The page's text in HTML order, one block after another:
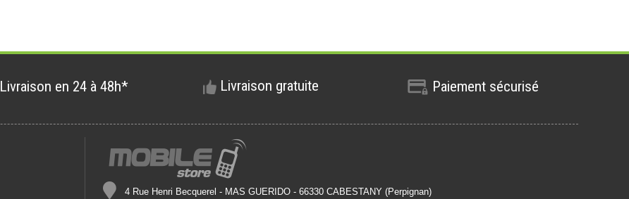
Livraison en 24 à 48h* Livraison gratuite Paiement sécurisé
4 Rue Henri Becquerel - MAS GUERIDO - 66330 CABESTANY (Perpignan)